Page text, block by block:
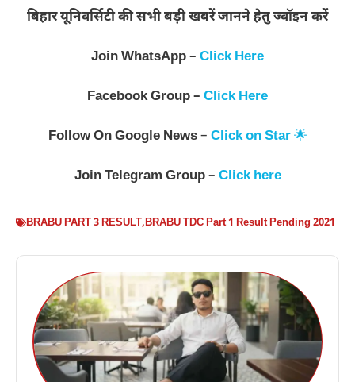
बिहार यूनिवर्सिटी की सभी बड़ी खबरें जानने हेतु ज्वॉइन करें
Join WhatsApp – Click Here
Facebook Group – Click Here
Follow On Google News– Click on Star🌟
Join Telegram Group – Click here
BRABU PART 3 RESULT,BRABU TDC Part 1 Result Pending 2021